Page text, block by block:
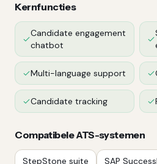
Kernfuncties
Candidate engagement
chatbot
Multi-language support
Candidate tracking
Compatibele ATS-systemen
StepStone suite SAP